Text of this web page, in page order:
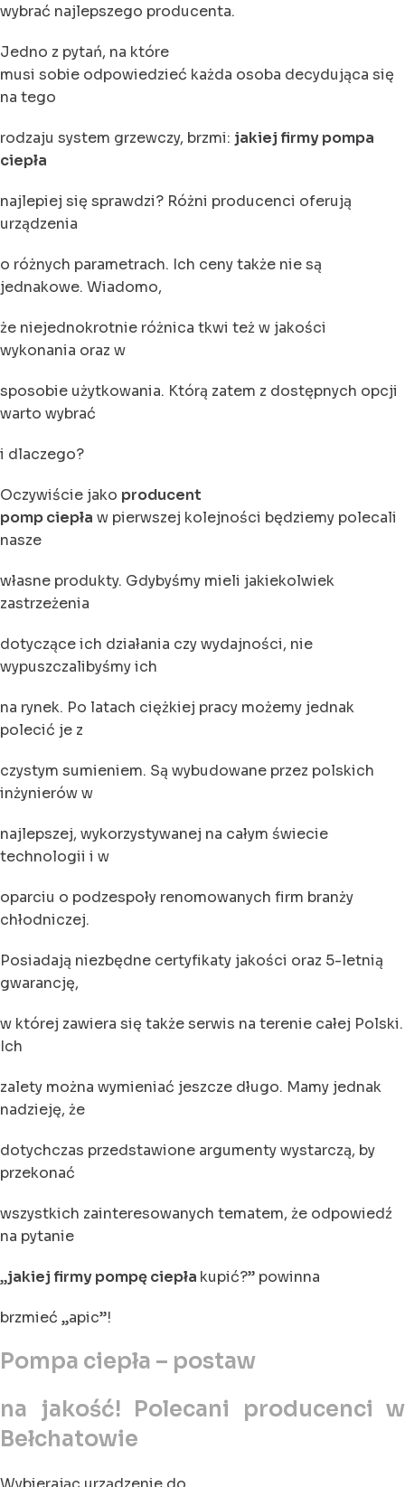
wybrać najlepszego producenta.
Jedno z pytań, na które
musi sobie odpowiedzieć każda osoba decydująca się
na tego
rodzaju system grzewczy, brzmi: jakiej firmy pompa
ciepła
najlepiej się sprawdzi? Różni producenci oferują
urządzenia
o różnych parametrach. Ich ceny także nie są
jednakowe. Wiadomo,
że niejednokrotnie różnica tkwi też w jakości
wykonania oraz w
sposobie użytkowania. Którą zatem z dostępnych opcji
warto wybrać
i dlaczego?
Oczywiście jako producent
pomp ciepła w pierwszej kolejności będziemy polecali
nasze
własne produkty. Gdybyśmy mieli jakiekolwiek
zastrzeżenia
dotyczące ich działania czy wydajności, nie
wypuszczalibyśmy ich
na rynek. Po latach ciężkiej pracy możemy jednak
polecić je z
czystym sumieniem. Są wybudowane przez polskich
inżynierów w
najlepszej, wykorzystywanej na całym świecie
technologii i w
oparciu o podzespoły renomowanych firm branży
chłodniczej.
Posiadają niezbędne certyfikaty jakości oraz 5-letnią
gwarancję,
w której zawiera się także serwis na terenie całej Polski.
Ich
zalety można wymieniać jeszcze długo. Mamy jednak
nadzieję, że
dotychczas przedstawione argumenty wystarczą, by
przekonać
wszystkich zainteresowanych tematem, że odpowiedź
na pytanie
„jakiej firmy pompę ciepła kupić?” powinna
brzmieć „apic”!
Pompa ciepła – postaw
na jakość! Polecani producenci w
Bełchatowie